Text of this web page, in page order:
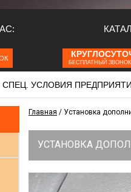
БЕСПЛАТНЫЙ
СПЕЦ. УСЛОВИЯ
Главная / Установка
УСТАНОВКА